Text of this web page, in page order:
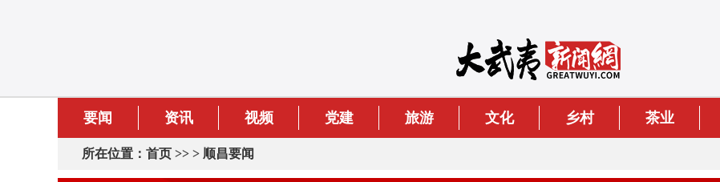
要闻 资讯 视频 党建 旅游 文化 乡村 茶业
所在位置： 首页 >> > 顺昌要闻